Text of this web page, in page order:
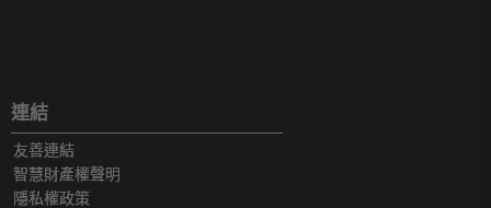
連結
友善連結
智慧財產權聲明
隱私權政策